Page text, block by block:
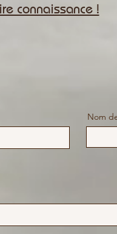
connaissance !
Nom